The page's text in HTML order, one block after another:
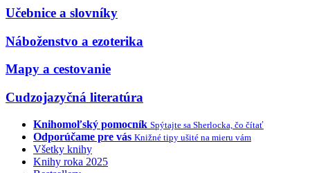
Učebnice a slovníky
Náboženstvo a ezoterika
Mapy a cestovanie
Cudzojazyčná literatúra
Knihomoľský pomocník Spýtajte sa Sherlocka, čo čítať
Odporúčame pre vás Knižné tipy ušité na mieru vám
Všetky knihy
Knihy roka 2025